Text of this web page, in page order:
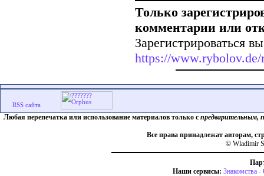
Только
комментарии или
Зарегистрироваться
https://www.rybolov.de/
Любая перепечатка или использование материалов только с предварительным,
Все права принадлежат авторам,
© Wladimir
Наши сервисы: Знакомства -